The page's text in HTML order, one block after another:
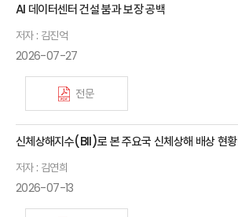
AI 데이터센터 건설 붐과 보장 공백
저자 : 김진억
2026-07-27
전문
신체상해지수(BII)로 본 주요국 신체상해 배상 현황
저자 : 김연희
2026-07-13